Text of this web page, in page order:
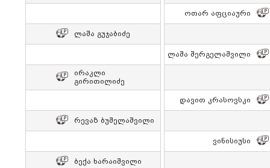
Ოთარ Აფციაური
Ლაშა Გუჯაბიძე
Ლაშა Შერგელაშვილი
Ირაკლი
Გირითილიძე
Დავით Კრასოვსკი
Რევაზ Ბუშელაშვილი
Ვინისიუსი
Ბექა Ხარაიშვილი